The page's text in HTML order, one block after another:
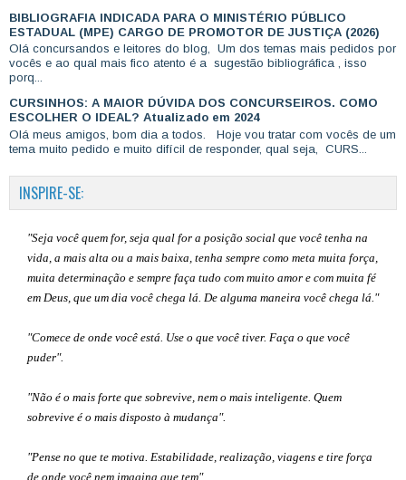
BIBLIOGRAFIA INDICADA PARA O MINISTÉRIO PÚBLICO
ESTADUAL (MPE) CARGO DE PROMOTOR DE JUSTIÇA (2026)
Olá concursandos e leitores do blog, Um dos temas mais pedidos por
vocês e ao qual mais fico atento é a sugestão bibliográfica , isso
porq...
CURSINHOS: A MAIOR DÚVIDA DOS CONCURSEIROS. COMO
ESCOLHER O IDEAL? Atualizado em 2024
Olá meus amigos, bom dia a todos. Hoje vou tratar com vocês de um
tema muito pedido e muito difícil de responder, qual seja, CURS...
INSPIRE-SE:
"Seja você quem for, seja qual for a posição social que você tenha na
vida, a mais alta ou a mais baixa, tenha sempre como meta muita força,
muita determinação e sempre faça tudo com muito amor e com muita fé
em Deus, que um dia você chega lá. De alguma maneira você chega lá."
"Comece de onde você está. Use o que você tiver. Faça o que você
puder".
"Não é o mais forte que sobrevive, nem o mais inteligente. Quem
sobrevive é o mais disposto à mudança".
"Pense no que te motiva. Estabilidade, realização, viagens e tire força
de onde você nem imagina que tem".